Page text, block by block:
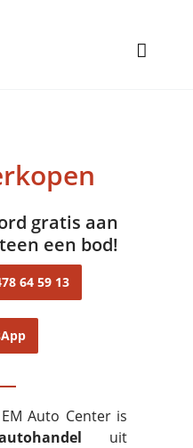
gratis aan
een bod!
64 59 13
Auto Center is
uit